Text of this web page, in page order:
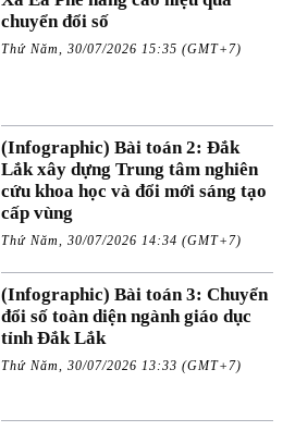
chuyển đổi số
Thứ Năm, 30/07/2026 15:35 (GMT+7)
(Infographic) Bài toán 2: Đắk
Lắk xây dựng Trung tâm nghiên
cứu khoa học và đổi mới sáng tạo
cấp vùng
Thứ Năm, 30/07/2026 14:34 (GMT+7)
(Infographic) Bài toán 3: Chuyển
đổi số toàn diện ngành giáo dục
tỉnh Đắk Lắk
Thứ Năm, 30/07/2026 13:33 (GMT+7)